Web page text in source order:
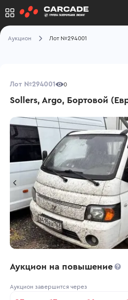
Аукцион Лот №294001
Лот №294001 0
Sollers, Argo, Бортовой
Аукцион на повышение
Аукцион завершится через